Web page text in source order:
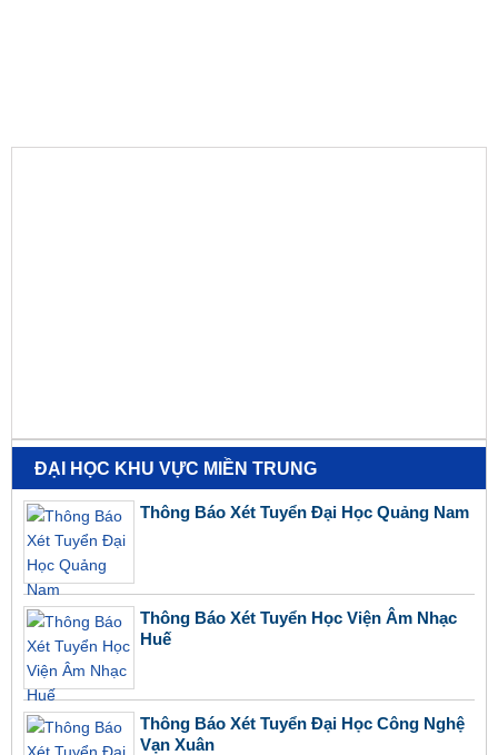
ĐẠI HỌC KHU VỰC MIỀN TRUNG
Thông Báo Xét Tuyển Đại Học Quảng Nam
Thông Báo Xét Tuyển Học Viện Âm Nhạc
Huế
Thông Báo Xét Tuyển Đại Học Công Nghệ
Vạn Xuân